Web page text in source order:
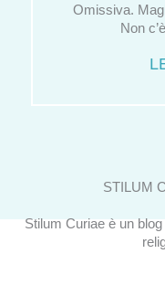
Omissiva.
Non
STILUM
Stilum Curiae è un